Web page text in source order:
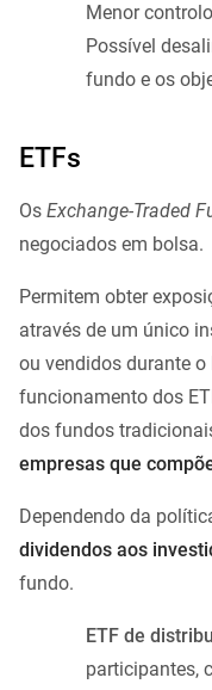
Menor
Possível
fundo e os
ETFs
Os Exchange-Traded
negociados em bolsa.
Permitem obter
através de um único
ou vendidos durante
funcionamento dos
dos fundos
empresas que
Dependendo da
dividendos aos
fundo.
ETF de
participantes,